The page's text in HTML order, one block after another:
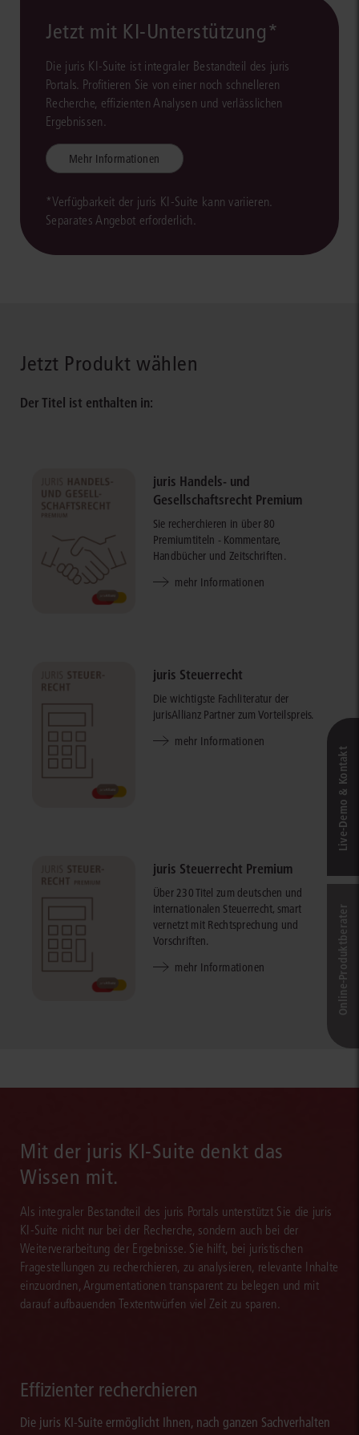
Jetzt mit KI-Unterstützung*
Die juris KI-Suite ist integraler Bestandteil des juris
Portals. Profitieren Sie von einer noch schnelleren
Recherche, effizienten Analysen und verlässlichen
Ergebnissen.
Mehr Informationen
*Verfügbarkeit der juris KI-Suite kann variieren.
Separates Angebot erforderlich.
Jetzt Produkt wählen
Der Titel ist enthalten in:
juris Handels- und
Gesellschaftsrecht Premium
Sie recherchieren in über 80
Premiumtiteln - Kommentare,
Handbücher und Zeitschriften.
mehr Informationen
juris Steuerrecht
Die wichtigste Fachliteratur der
jurisAllianz Partner zum Vorteilspreis.
mehr Informationen
juris Steuerrecht Premium
Über 230 Titel zum deutschen und
internationalen Steuerrecht, smart
vernetzt mit Rechtsprechung und
Vorschriften.
mehr Informationen
Mit der juris KI-Suite denkt das
Wissen mit.
Als integraler Bestandteil des juris Portals unterstützt Sie die juris
KI-Suite nicht nur bei der Recherche, sondern auch bei der
Weiterverarbeitung der Ergebnisse. Sie hilft, bei juristischen
Fragestellungen zu recherchieren, zu analysieren, relevante Inhalte
einzuordnen, Argumentationen transparent zu belegen und mit
darauf aufbauenden Textentwürfen viel Zeit zu sparen.
Effizienter recherchieren
Die juris KI-Suite ermöglicht Ihnen, nach ganzen Sachverhalten
Live‑Demo & Kontakt
Online-Produkt­berater